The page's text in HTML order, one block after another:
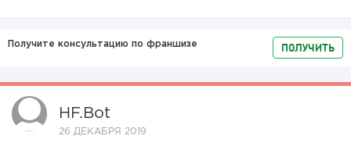
Получите консультацию по франшизе ПОЛУЧИТЬ
HF.bot
26 ДЕКАБРЯ 2019